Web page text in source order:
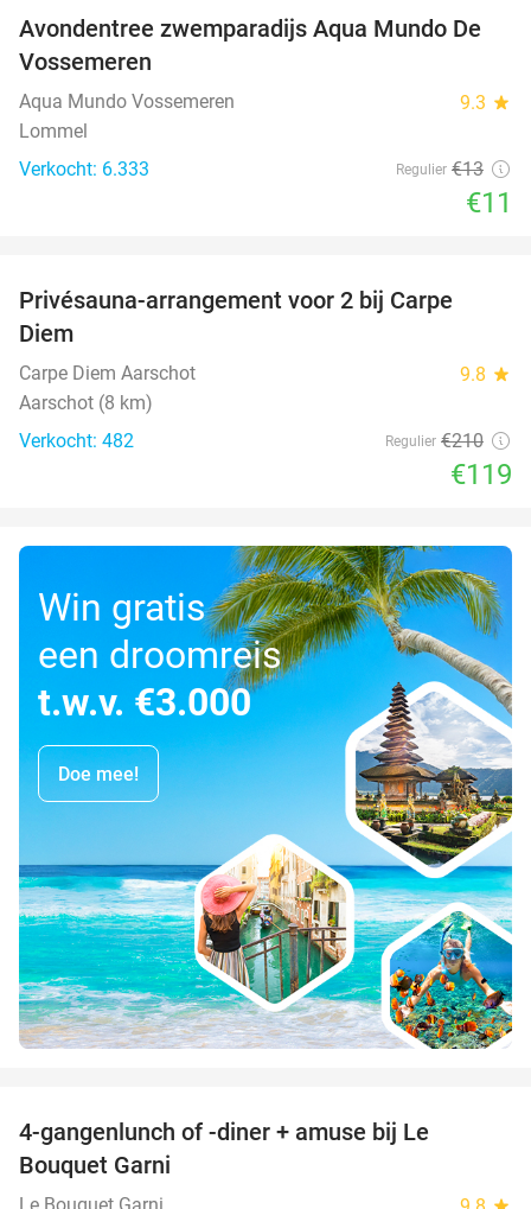
15%
Avondentree zwemparadijs Aqua Mundo De
Vossemeren
Aqua Mundo Vossemeren 9.3 star
Lommel
Verkocht: 6.333
Regulier €13
€11
Privésauna-arrangement voor 2 bij Carpe
Diem
Carpe Diem Aarschot 9.8 star
Aarschot (8 km)
Verkocht: 482
Regulier €210
€119
Win gratis
een droomreis
t.w.v. €3.000
Doe mee!
4-gangenlunch of -diner + amuse bij Le
Bouquet Garni